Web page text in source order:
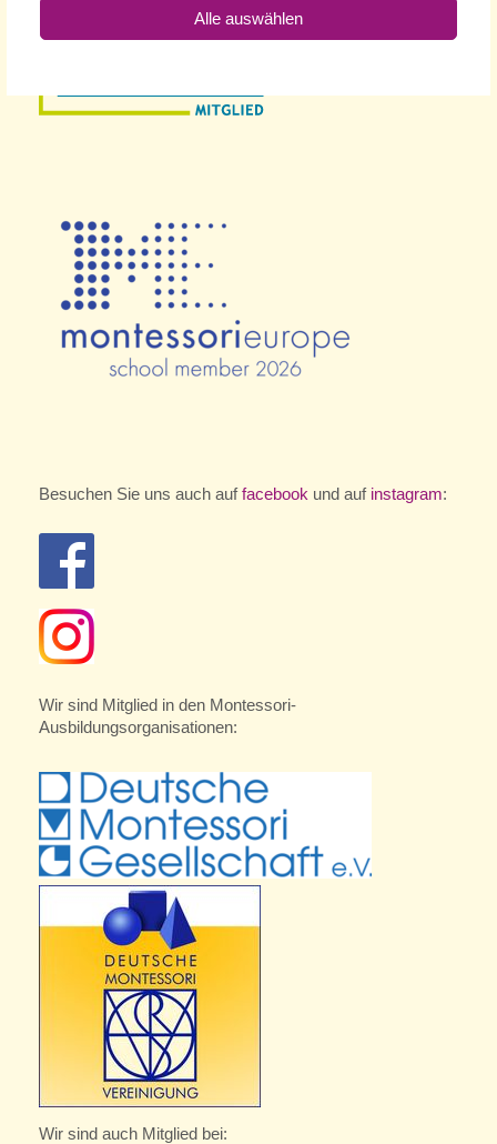
Alle auswählen
Besuchen Sie uns auch auffacebook und auf instagram:
Wir sind Mitglied in den Montessori-
Ausbildungsorganisationen:
Wir sind auch Mitglied bei: